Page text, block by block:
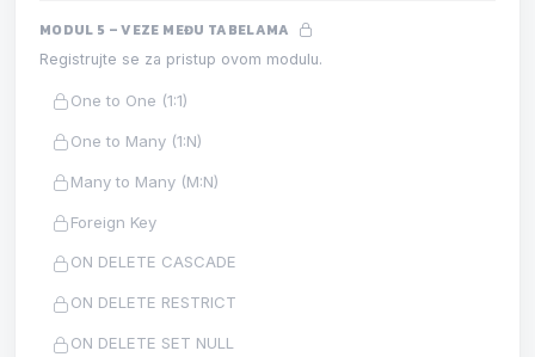
MODUL 5 – VEZE MEĐU TABELAMA
Registrujte se za pristup ovom modulu.
One to One (1:1)
One to Many (1:N)
Many to Many (M:N)
Foreign Key
ON DELETE CASCADE
ON DELETE RESTRICT
ON DELETE SET NULL